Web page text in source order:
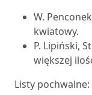
W.
kwiatowy.
P. Lipiński,
większej
Listy pochwalne: